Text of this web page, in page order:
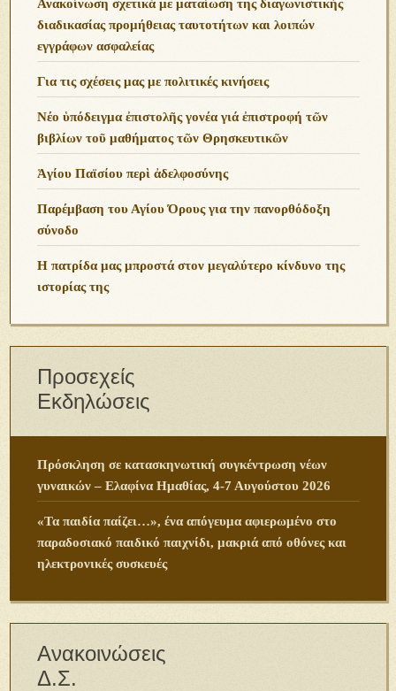
Ανακοίνωση σχετικά με ματαίωση της διαγωνιστικής
διαδικασίας προμήθειας ταυτοτήτων και λοιπών
εγγράφων ασφαλείας
Για τις σχέσεις μας με πολιτικές κινήσεις
Νέο ὑπόδειγμα ἐπιστολῆς γονέα γιά ἐπιστροφή τῶν
βιβλίων τοῦ μαθήματος τῶν Θρησκευτικῶν
Ἁγίου Παϊσίου περὶ ἀδελφοσύνης
Παρέμβαση του Αγίου Όρους για την πανορθόδοξη
σύνοδο
Η πατρίδα μας μπροστά στον μεγαλύτερο κίνδυνο της
ιστορίας της
Προσεχείς
Εκδηλώσεις
Πρόσκληση σε κατασκηνωτική συγκέντρωση νέων
γυναικών – Ελαφίνα Ημαθίας, 4-7 Αυγούστου 2026
«Τα παιδία παίζει…», ένα απόγευμα αφιερωμένο στο
παραδοσιακό παιδικό παιχνίδι, μακριά από οθόνες και
ηλεκτρονικές συσκευές
Ανακοινώσεις
Δ.Σ.